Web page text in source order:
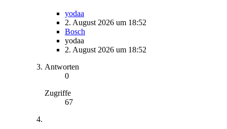
yodaa
2. August 2026 um 18:52
Bosch
yodaa
2. August 2026 um 18:52
Antworten
0
Zugriffe
67